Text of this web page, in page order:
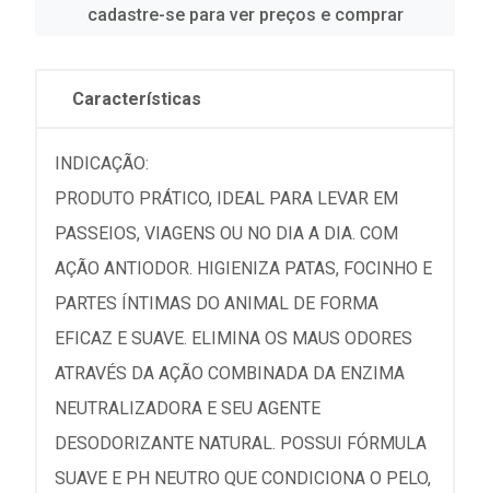
cadastre-se para ver preços e comprar
Características
INDICAÇÃO:
PRODUTO PRÁTICO, IDEAL PARA LEVAR EM
PASSEIOS, VIAGENS OU NO DIA A DIA. COM
AÇÃO ANTIODOR. HIGIENIZA PATAS, FOCINHO E
PARTES ÍNTIMAS DO ANIMAL DE FORMA
EFICAZ E SUAVE. ELIMINA OS MAUS ODORES
ATRAVÉS DA AÇÃO COMBINADA DA ENZIMA
NEUTRALIZADORA E SEU AGENTE
DESODORIZANTE NATURAL. POSSUI FÓRMULA
SUAVE E PH NEUTRO QUE CONDICIONA O PELO,